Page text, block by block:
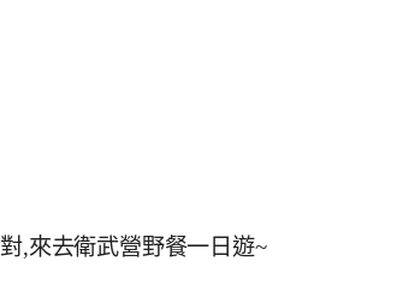
,來去衛武營野餐一日遊~